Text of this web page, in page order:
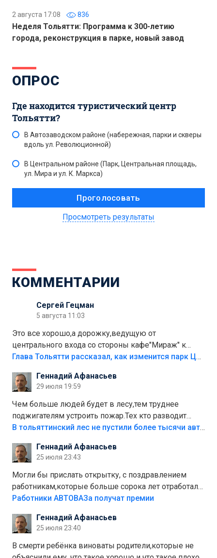
2 августа 17:08 836
Неделя Тольятти: Программа к 300-летию
города, реконструкция в парке, новый завод
ОПРОС
Где находится туристический центр
Тольятти?
В Автозаводском районе (набережная, парки и скверы
вдоль ул. Революционной)
В Центральном районе (Парк, Центральная площадь,
ул. Мира и ул. К. Маркса)
Просмотреть результаты
КОММЕНТАРИИ
Сергей Гецман
5 августа 11:03
Это все хорошо,а дорожку,ведущую от
центрального входа со стороны кафе"Мираж" к
аттракционам слабо доделать?А то бордюры
лежала в парке и испортилась.Да еще,видимо,часть
украли.
Глава Тольятти рассказал, как изменится парк Центрального района
Геннадий Афанасьев
29 июля 19:59
Чем больше людей будет в лесу,тем труднее
поджигателям устроить пожар.Тех кто разводит
костры,тех надо безбожно штрафовать.Камер полно
Штрафы мизерные.
В тольяттинский лес не пустили более тысячи автомобилей
Геннадий Афанасьев
25 июля 23:43
Могли бы прислать открытку, с поздравлением
работникам,которые больше сорока лет отработали
на предприятии.
Работники АВТОВАЗа получат премии
Геннадий Афанасьев
25 июля 23:40
В смерти ребёнка виноваты родители,которые не